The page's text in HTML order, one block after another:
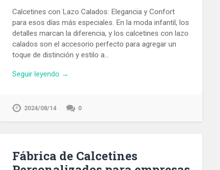
Calcetines con Lazo Calados: Elegancia y Confort
para esos días más especiales. En la moda infantil, los
detalles marcan la diferencia, y los calcetines con lazo
calados son el accesorio perfecto para agregar un
toque de distinción y estilo a…
Seguir leyendo →
2024/08/14 0
Fábrica de Calcetines